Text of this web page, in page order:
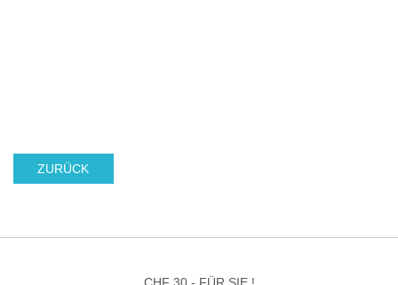
ZURÜCK
CHF 30.- FÜR SIE !